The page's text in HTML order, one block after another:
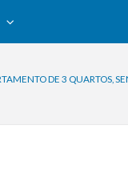
DE 3 QUARTOS,